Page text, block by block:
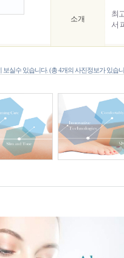
소개
최
서
보실수 있습니다. (총 4개의 사진정보가 있습